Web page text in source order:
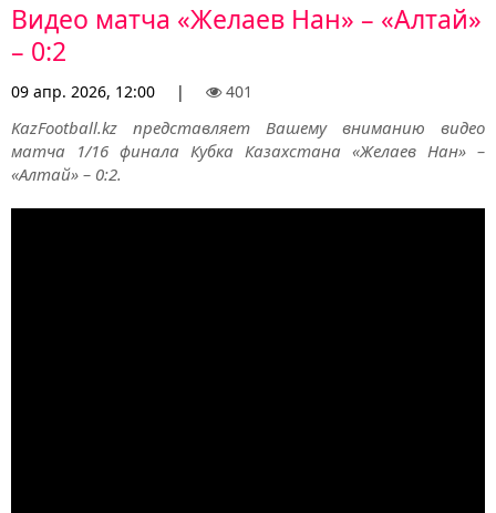
Видео матча «Желаев Нан» – «Алтай»
– 0:2
09 апр. 2026, 12:00 | 401
KazFootball.kz представляет Вашему вниманию видео
матча 1/16 финала Кубка Казахстана «Желаев Нан» –
«Алтай» – 0:2.